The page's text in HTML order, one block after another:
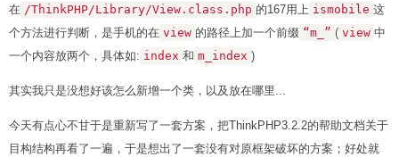
在 /ThinkPHP/Library/View.class.php 的167用上 ismobile 这
个方法进行判断，是手机的在 view 的路径上加一个前缀 “m_” ( view 中
一个内容放两个，具体如: index 和 m_index )
其实我只是没想好该怎么新增一个类，以及放在哪里...
今天有点心不甘于是重新写了一套方案，把ThinkPHP3.2.2的帮助文档关于
目构结构再看了一遍，于是想出了一套没有对原框架破坏的方案；好处就